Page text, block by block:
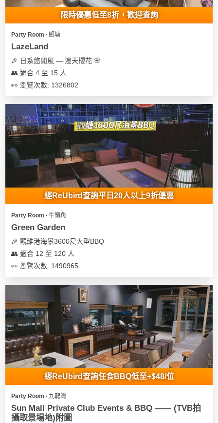
場
地
佈
用
品
即
食
煮
列
會
及
拍
廳
BBQ
場
地
奇
玩
樂
拖
業/
公
司
活
動
禮
親
子
活
需
軟
時
間
神
情
侶
心
願
清
們
於
限時優惠低至8折，歡迎查詢
Party Room ∙ 觀塘
LazeLand
🎉 日系悠閒風 — 漫天櫻花 🌸
👥 適合 4 至 15 人
👀 瀏覽次數: 1326802
經ReUbird查詢平日20人以上9折優惠
Party Room ∙ 牛頭角
Green Garden
🎉 觀維港海景3600尺大型BBQ
👥 適合 12 至 120 人
👀 瀏覽次數: 1490965
經ReUbird查詢任食BBQ低至+$48/位
Party Room ∙ 九龍灣
Sun Mall Private Club Events & BBQ —— (TVB拍
攝取景場地)附圖